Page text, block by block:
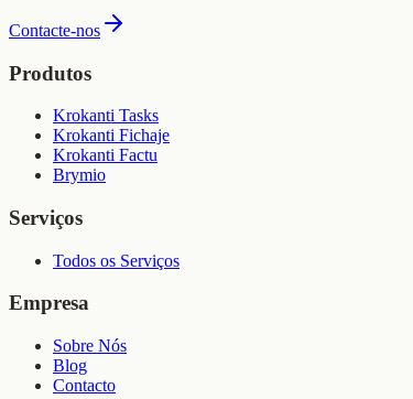
Contacte-nos
Produtos
Krokanti Tasks
Krokanti Fichaje
Krokanti Factu
Brymio
Serviços
Todos os Serviços
Empresa
Sobre Nós
Blog
Contacto